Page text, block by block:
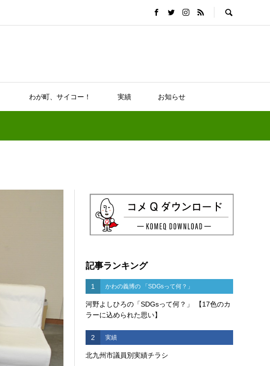
わが町、サイコー！ 実績 お知らせ
記事ランキング
1 かわの義博の 「SDGsって何？」
河野よしひろの「SDGsって何？」 【17色のカ
ラーに込められた思い】
2 実績
北九州市議員別実績チラシ